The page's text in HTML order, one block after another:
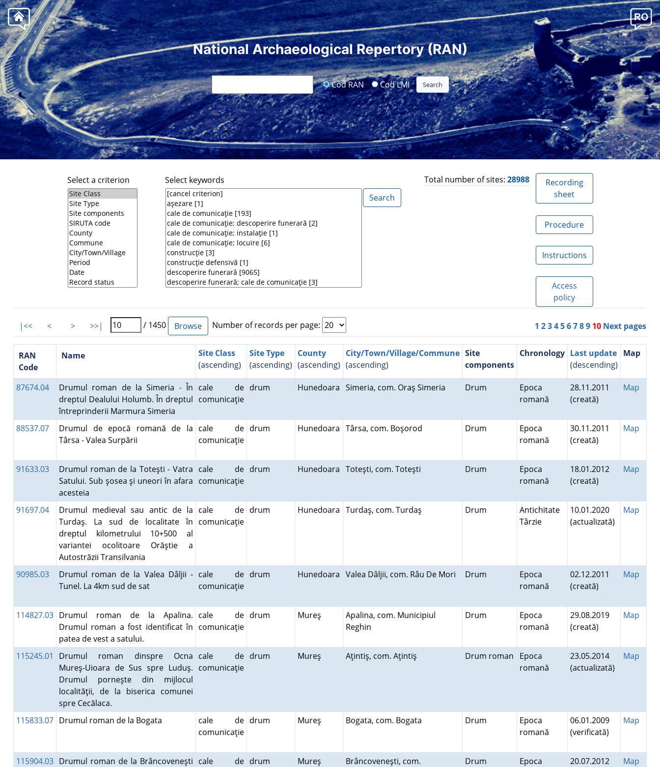
National Archaeological Repertory (RAN)
Cod RAN Cod LMI
Select a criterion Select keywords Total number of sites: 28988
Recording
sheet
Procedure
Instructions
Access
policy
|<< < > >>| / 1450 Number of records per page: 1 23456789 10 Next pages
RAN
Code
Name
Site Class
(ascending)
Site Type
(ascending)
County
(ascending)
City/Town/Village/Commune
(ascending)
Site
components
Chronology Last update
(descending)
Map
87674.04
Drumul roman de la Simeria - În
dreptul Dealului Holumb. În dreptul
întreprinderii Marmura Simeria
cale de
comunicaţie
drum Hunedoara Simeria, com. Oraş Simeria Drum
Epoca
romană
28.11.2011
(creată)
Map
88537.07
Drumul de epocă romană de la
Târsa - Valea Surpării
cale de
comunicaţie
drum Hunedoara Târsa, com. Boşorod Drum
Epoca
romană
30.11.2011
(creată)
Map
91633.03
Drumul roman de la Toteşti - Vatra
Satului. Sub şosea şi uneori în afara
acesteia
cale de
comunicaţie
drum Hunedoara Toteşti, com. Toteşti Drum
Epoca
romană
18.01.2012
(creată)
Map
91697.04
Drumul medieval sau antic de la
Turdaş. La sud de localitate în
dreptul kilometrului 10+500 al
variantei ocolitoare Orăştie a
Autostrăzii Transilvania
cale de
comunicaţie
drum Hunedoara Turdaş, com. Turdaş Drum
Antichitate
Târzie
10.01.2020
(actualizată)
Map
90985.03
Drumul roman de la Valea Dâljii -
Tunel. La 4km sud de sat
cale de
comunicaţie
drum Hunedoara Valea Dâljii, com. Râu De Mori Drum
Epoca
romană
02.12.2011
(creată)
Map
114827.03 Drumul roman de la Apalina.
Drumul roman a fost identificat în
patea de vest a satului.
cale de
comunicaţie
drum Mureş
Apalina, com. Municipiul
Reghin
Drum
Epoca
romană
29.08.2019
(creată)
Map
115245.01
Drumul roman dinspre Ocna
Mureş-Uioara de Sus spre Luduş.
Drumul porneşte din mijlocul
localităţii, de la biserica comunei
spre Cecălaca.
cale de
comunicaţie
drum Mureş Aţintiş, com. Aţintiş Drum roman
Epoca
romană
23.05.2014
(actualizată)
Map
115833.07 Drumul roman de la Bogata
cale de
comunicaţie
drum Mureş Bogata, com. Bogata Drum
Epoca
romană
06.01.2009
(verificată)
Map
115904.03 Drumul roman de la Brâncoveneşti cale de drum Mureş
Brâncoveneşti, com.
Drum
Epoca
20.07.2012
Map